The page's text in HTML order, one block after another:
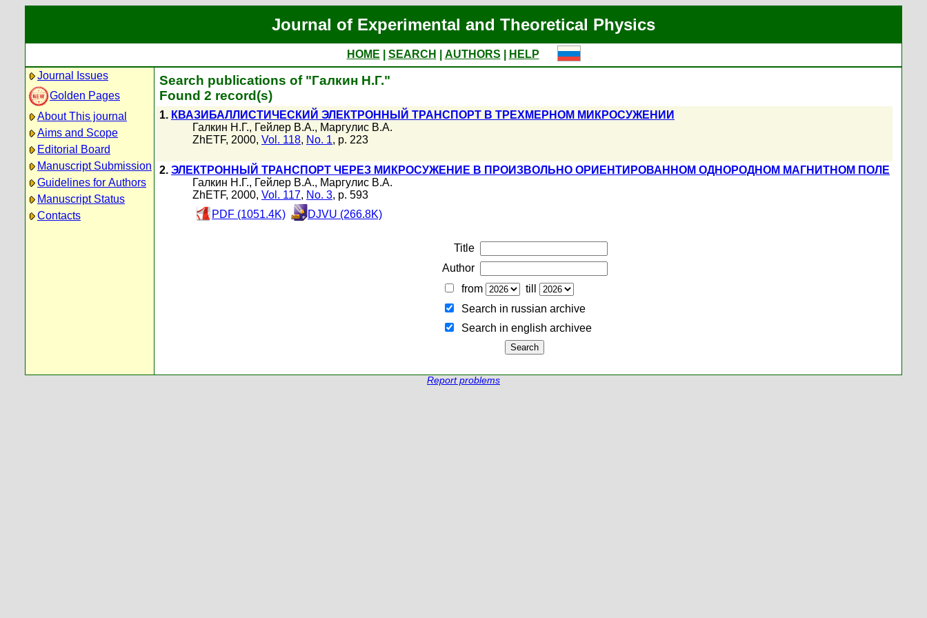
Journal of Experimental and Theoretical Physics
HOME SEARCH AUTHORS
HELP
Journal Issues
Golden Pages
About This journal
Aims and Scope
Editorial Board
Manuscript Submission
Guidelines for Authors
Manuscript Status
Contacts
Search publications of "Галкин Н.Г."
Found 2 record(s)
1. КВАЗИБАЛЛИСТИЧЕСКИЙ ЭЛЕКТРОННЫЙ ТРАНСПОРТ В ТРЕХМЕРНОМ МИКРОСУЖЕНИИ
Галкин Н.Г., Гейлер В.А., Маргулис В.А.
ZhETF, 2000, Vol. 118, No. 1, p. 223
2. ЭЛЕКТРОННЫЙ ТРАНСПОРТ ЧЕРЕЗ МИКРОСУЖЕНИЕ В ПРОИЗВОЛЬНО ОРИЕНТИРОВАННОМ ОДНОРОДНОМ МАГНИТНОМ ПОЛЕ
Галкин Н.Г., Гейлер В.А., Маргулис В.А.
ZhETF, 2000, Vol. 117, No. 3, p. 593
PDF (1051.4K)
DJVU (266.8K)
Title
Author
from
till
Search in russian archive
Search in english archiveе
Report problems